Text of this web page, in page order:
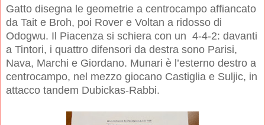
Gatto disegna le geometrie a centrocampo affiancato
da Tait e Broh, poi Rover e Voltan a ridosso di
Odogwu. Il Piacenza si schiera con un 4-4-2: davanti
a Tintori, i quattro difensori da destra sono Parisi,
Nava, Marchi e Giordano. Munari è l’esterno destro a
centrocampo, nel mezzo giocano Castiglia e Suljic, in
attacco tandem Dubickas-Rabbi.